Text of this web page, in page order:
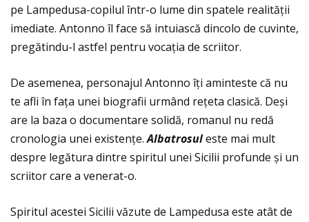
pe Lampedusa-copilul într-o lume din spatele realităţii
imediate. Antonno îl face să intuiască dincolo de cuvinte,
pregătindu-l astfel pentru vocaţia de scriitor.
De asemenea, personajul Antonno îţi aminteste că nu
te afli în faţa unei biografii urmând reţeta clasică. Deși
are la baza o documentare solidă, romanul nu redă
cronologia unei existenţe.Albatrosuleste mai mult
despre legătura dintre spiritul unei Sicilii profunde și un
scriitor care a venerat-o.
Spiritul acestei Sicilii văzute de Lampedusa este atât de